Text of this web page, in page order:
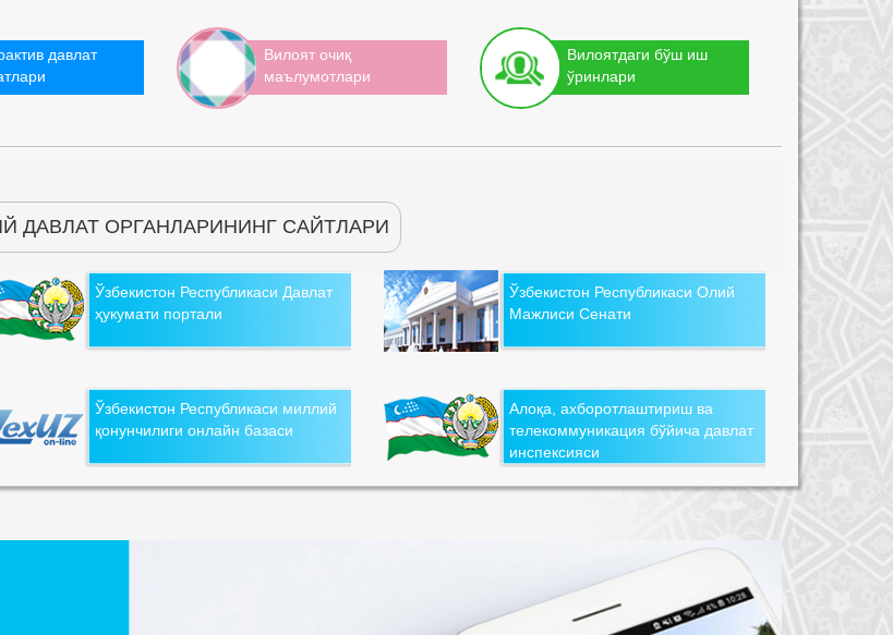
давлат
Вилоят очиқ
маълумотлари
Вилоятдаги бўш иш
ўринлари
ДАВЛАТ ОРГАНЛАРИНИНГ САЙТЛАРИ
Ўзбекистон Республикаси Давлат
ҳукумати портали
Ўзбекистон Республикаси Олий
Мажлиси Сенати
Ўзбекистон Республикаси миллий
қонунчилиги онлайн базаси
Алоқа, ахборотлаштириш ва
телекоммуникация бўйича давлат
инспексияси